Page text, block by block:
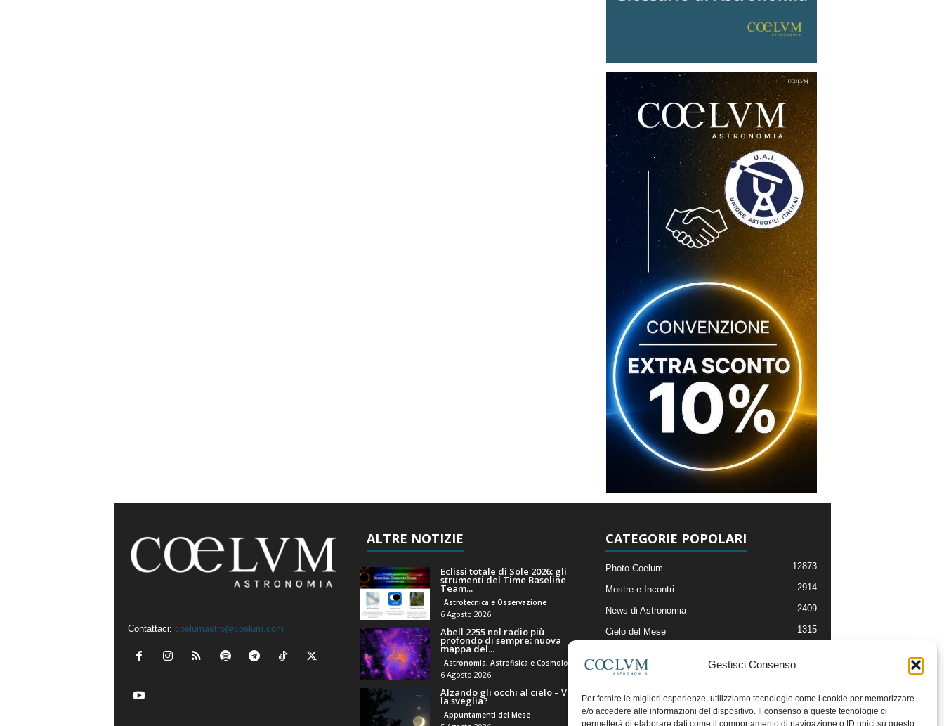
Gestisci Consenso
Per fornire le migliori esperienze, utilizziamo tecnologie come i cookie per memorizzare
e/o accedere alle informazioni del dispositivo. Il consenso a queste tecnologie ci
permetterà di elaborare dati come il comportamento di navigazione o ID unici su questo
Contattaci: coelumastro@coelum.com
ALTRE NOTIZIE
Eclissi totale di Sole 2026: gli
strumenti del Time Baseline
Team...
Astrotecnica e Osservazione
6 Agosto 2026
Abell 2255 nel radio più
profondo di sempre: nuova
mappa del...
Astronomia, Astrofisica e Cosmologia
6 Agosto 2026
Alzando gli occhi al cielo – Vale
la sveglia?
Appuntamenti del Mese
CATEGORIE POPOLARI
Photo-Coelum 12873
Mostre e Incontri 2914
News di Astronomia 2409
Cielo del Mese 1315
Articoli e Risorse On-Line
Il Blog della Redazione